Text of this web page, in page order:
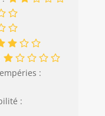
1/4000 s.
HD: Full
maximale:
1080 pixels.
l'écran: 7,
photo:
:
: